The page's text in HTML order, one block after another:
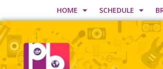
HOME SCHEDULE